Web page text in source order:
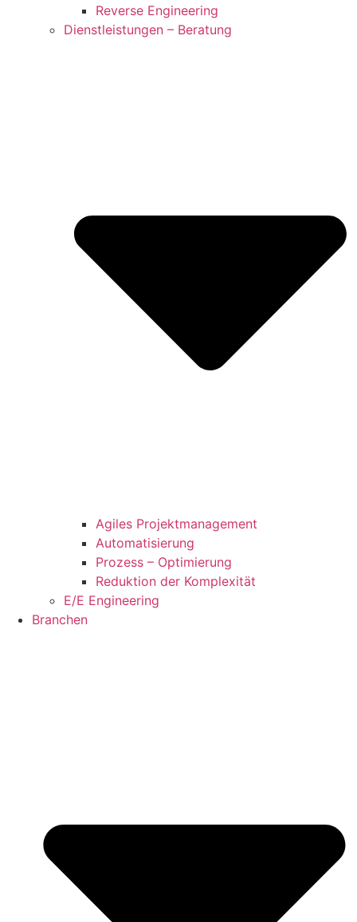
Reverse Engineering
Dienstleistungen – Beratung
Agiles Projektmanagement
Automatisierung
Prozess – Optimierung
Reduktion der Komplexität
E/E Engineering
Branchen